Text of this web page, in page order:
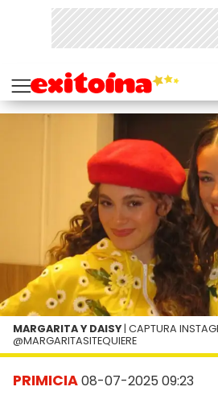
PRIMICIA08-07-2025 09:23
MARGARITA Y DAISY| CAPTURA
@MARGARITASITEQUIERE